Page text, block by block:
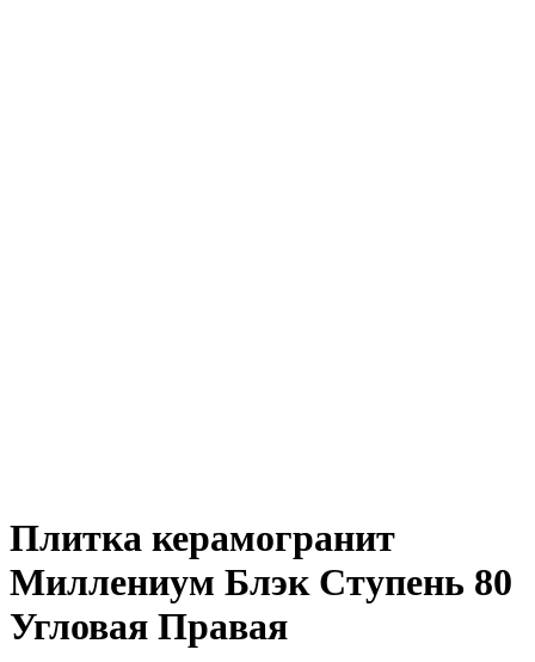
Плитка керамогранит
Миллениум Блэк Ступень 80
Угловая Правая